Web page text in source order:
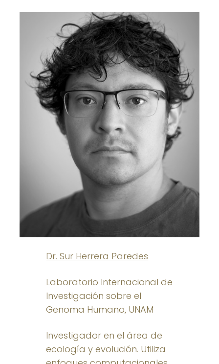
Dr. Sur Herrera Paredes
Laboratorio Internacional de
Investigación sobre el
Genoma Humano, UNAM
Investigador en el área de
ecología y evolución. Utiliza